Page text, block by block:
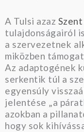
A Tulsi azaz
tulajdonságairól
a szervezetnek
miközben
Az adaptogének
serkentik túl a
egyensúly
jelentése „a
azokban a
hogy sok